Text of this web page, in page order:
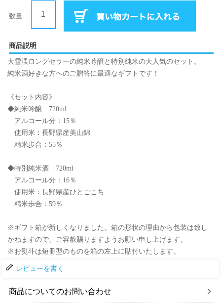
数量
商品説明
大雪渓ロングセラーの純米吟醸と特別純米の大人気のセット。
純米酒好きな方へのご贈答に最適なギフトです！
《セット内容》
◆純米吟醸 720ml
アルコール分：15％
使用米：長野県産美山錦
精米歩合：55％
◆特別純米酒 720ml
アルコール分：16％
使用米：長野県産ひとごこち
精米歩合：59％
※ギフト箱が新しくなりました。箱の形状の理由から包装は致し
かねますので、ご容赦賜りますようお願い申し上げます。
※お熨斗は短冊型のものを箱の左上に貼付いたします。
レビューを書く
商品についてのお問い合わせ